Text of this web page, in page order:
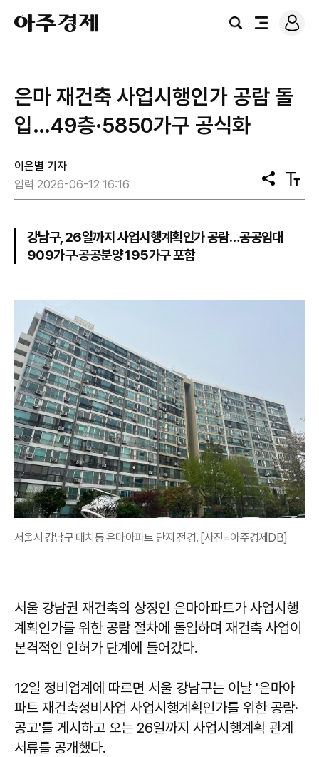
아
주
경
검
전
로
그
은마 재건축 사업시행인가 공람 돌
입…49층·5850가구 공식화
이은별 기자
입력 2026-06-12 16:16
공
유
텍
스
강남구, 26일까지 사업시행계획인가 공람…공공임대
909가구·공공분양 195가구 포함
서울시 강남구 대치동 은마아파트 단지 전경. [사진=아주경제DB]
서울 강남권 재건축의 상징인 은마아파트가 사업시행
계획인가를 위한 공람 절차에 돌입하며 재건축 사업이
본격적인 인허가 단계에 들어갔다.
12일 정비업계에 따르면 서울 강남구는 이날 '은마아
파트 재건축정비사업 사업시행계획인가를 위한 공람·
공고'를 게시하고 오는 26일까지 사업시행계획 관계
서류를 공개했다.